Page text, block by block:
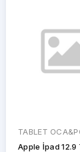
TABLET
Apple İpad 12.9